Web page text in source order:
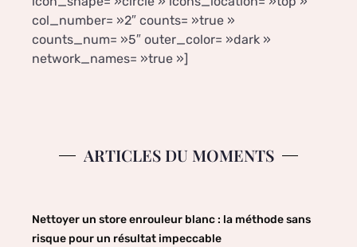
col_number= »2″ counts= »true »
counts_num= »5″ outer_color= »dark »
network_names= »true »]
ARTICLES DU MOMENTS
Nettoyer un store enrouleur blanc : la méthode sans
risque pour un résultat impeccable